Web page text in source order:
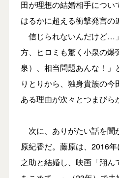
田が理想の結婚相手につい
はるかに超える衝撃発言の
信じられないんだけど…
方、ヒロミも驚く小泉の爆
泉）、相当問題あんな！」
りとりから、独身貴族の
ある理由が次々とつまびら
次に、ありがたい話を聞
原紀香だ。藤原は、2016
之助と結婚し、映画「翔ん